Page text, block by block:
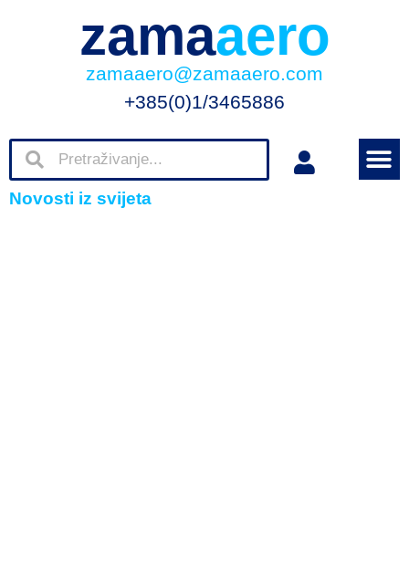
zamaaero
zamaaero@zamaaero.com
+385(0)1/3465886
Novosti iz svijeta